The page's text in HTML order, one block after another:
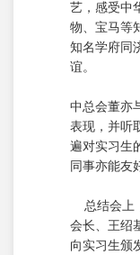
艺，感受中
物、宝马等
知名学府同
谊。
中总会董亦
表现，并听
遍对实习生
同事亦能友
总结会上
会长、王绍
向实习生颁